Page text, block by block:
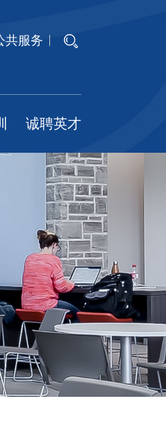
共服务
诚聘英才